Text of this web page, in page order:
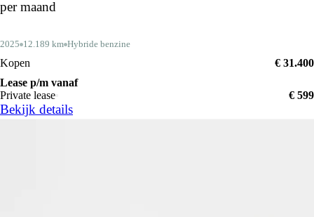
per maand
2025 12.189 km Hybride benzine
Kopen
€ 31.400
Lease p/m vanaf
Private lease
€ 599
Bekijk details